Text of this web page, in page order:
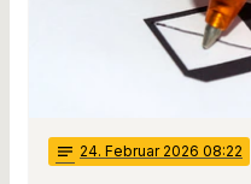
notes 24. Februar 2026 08:22